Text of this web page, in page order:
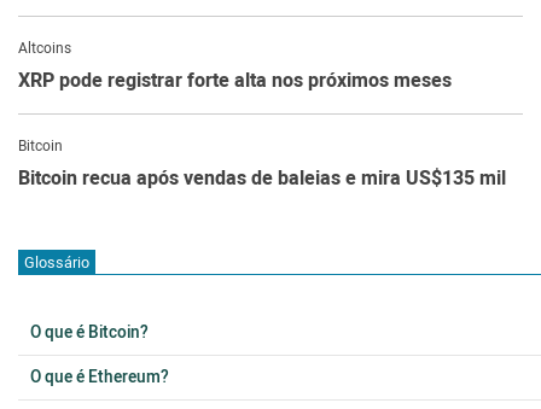
Altcoins
XRP pode registrar forte alta nos próximos meses
Bitcoin
Bitcoin recua após vendas de baleias e mira US$135 mil
Glossário
O que é Bitcoin?
O que é Ethereum?